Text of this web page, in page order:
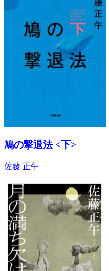
鳩の撃退法 <下>
佐藤 正午